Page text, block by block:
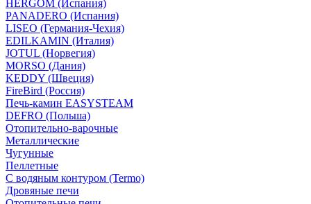
HERGOM (Испания)
PANADERO (Испания)
LISEO (Германия-Чехия)
EDILKAMIN (Италия)
JOTUL (Норвегия)
MORSO (Дания)
KEDDY (Швеция)
FireBird (Россия)
Печь-камин EASYSTEAM
DEFRO (Польша)
Отопительно-варочные
Металлические
Чугунные
Пеллетные
С водяным контуром (Termo)
Дровяные печи